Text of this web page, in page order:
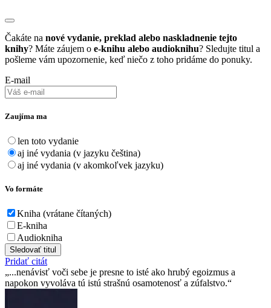
Čakáte na nové vydanie, preklad alebo naskladnenie tejto
knihy? Máte záujem o e-knihu alebo audioknihu? Sledujte titul a
pošleme vám upozornenie, keď niečo z toho pridáme do ponuky.
E-mail
Zaujíma ma
len toto vydanie
aj iné vydania (v jazyku čeština)
aj iné vydania (v akomkoľvek jazyku)
Vo formáte
Kniha (vrátane čítaných)
E-kniha
Audiokniha
Sledovať titul
Pridať citát
...nenávisť voči sebe je presne to isté ako hrubý egoizmus a
napokon vyvoláva tú istú strašnú osamotenosť a zúfalstvo.